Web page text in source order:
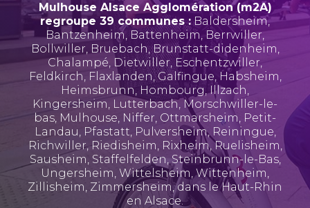
Mulhouse Alsace Agglomération (m2A)
regroupe 39 communes : Baldersheim,
Bantzenheim, Battenheim, Berrwiller,
Bollwiller, Bruebach,Brunstatt-didenheim,
Chalampé, Dietwiller, Eschentzwiller,
Feldkirch, Flaxlanden,Galfingue, Habsheim,
Heimsbrunn, Hombourg,Illzach,
Kingersheim, Lutterbach, Morschwiller-le-
bas, Mulhouse, Niffer, Ottmarsheim, Petit-
Landau, Pfastatt, Pulversheim, Reiningue,
Richwiller,Riedisheim, Rixheim,Ruelisheim,
Sausheim, Staffelfelden, Steinbrunn-le-Bas,
Ungersheim, Wittelsheim,Wittenheim,
Zillisheim, Zimmersheim, dans le Haut-Rhin
en Alsace.